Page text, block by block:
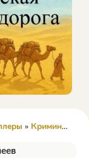
» Криминальный детектив